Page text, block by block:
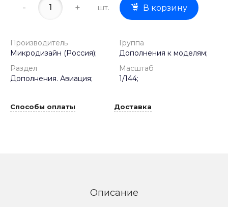
- + шт. В корзину
Производитель
Микродизайн (Россия);
Группа
Дополнения к моделям;
Раздел
Дополнения. Авиация;
Масштаб
1/144;
Способы оплаты Доставка
Описание